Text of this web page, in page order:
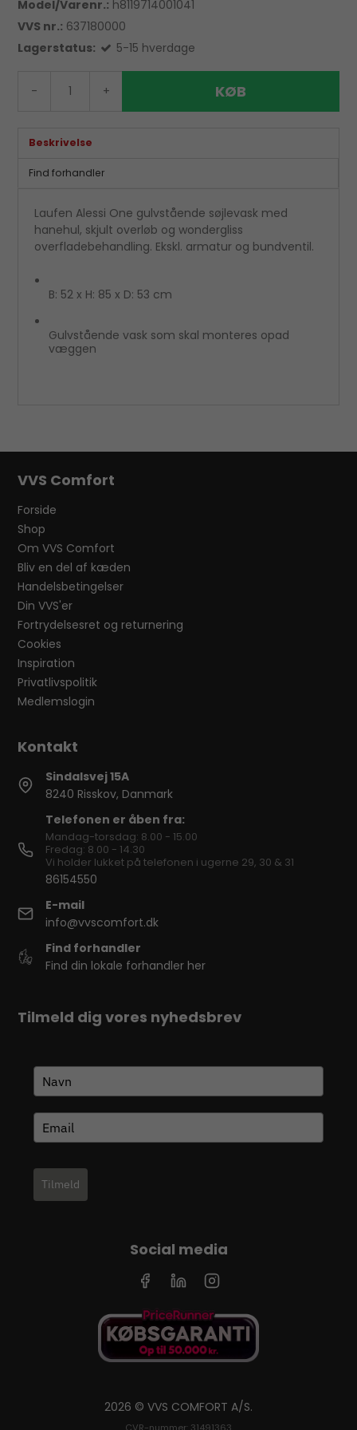
Model/Varenr.: h8119714001041
VVS nr.: 637180000
Lagerstatus:
5-15 hverdage
- + KØB
Beskrivelse
Find forhandler
Laufen Alessi One gulvstående søjlevask med
hanehul, skjult overløb og wondergliss
overfladebehandling. Ekskl. armatur og bundventil.
B: 52 x H: 85 x D: 53 cm
Gulvstående vask som skal monteres opad
væggen
VVS Comfort
Forside
Shop
Om VVS Comfort
Bliv en del af kæden
Handelsbetingelser
Din VVS'er
Fortrydelsesret og returnering
Cookies
Inspiration
Privatlivspolitik
Medlemslogin
Sindalsvej 15A
8240 Risskov, Danmark
Telefonen er åben fra:
Mandag-torsdag: 8.00 - 15.00
Fredag: 8.00 - 14.30
Vi holder lukket på telefonen i ugerne 29, 30 & 31
86154550
E-mail
info@vvscomfort.dk
Find forhandler
Find din lokale forhandler her
Tilmeld dig vores nyhedsbrev
Tilmeld
Social media
2026 © VVS COMFORT A/S.